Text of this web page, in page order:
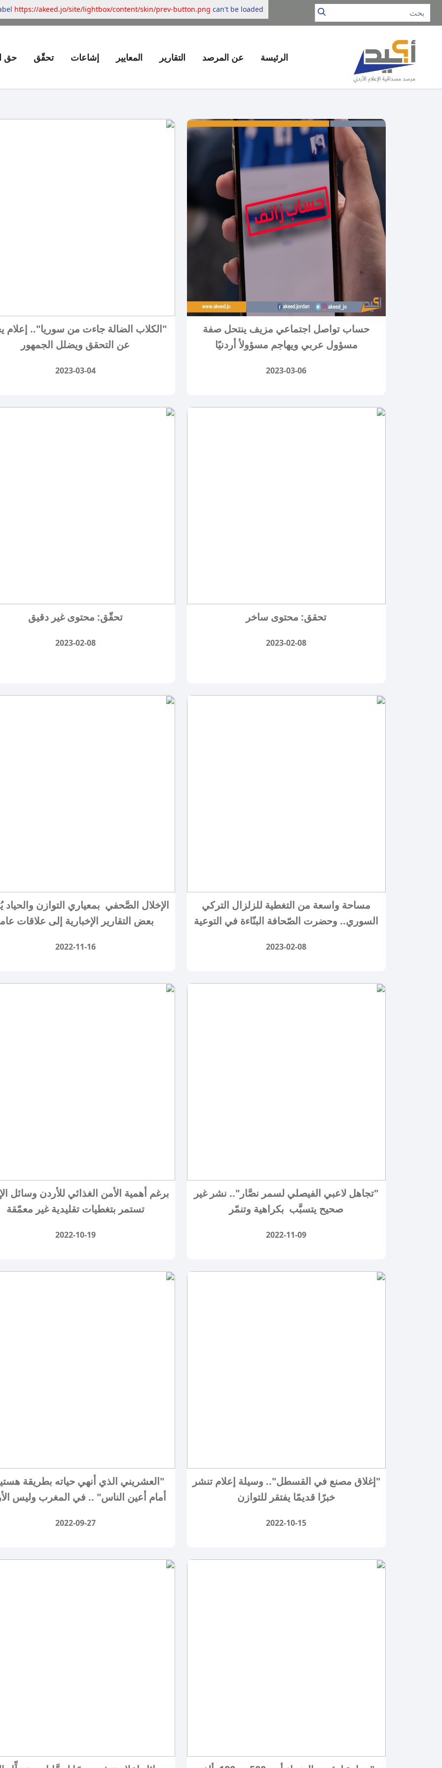
الرئيسة عن المرصد التقارير المعايير إشاعات تحقّق حق
حساب تواصل اجتماعي مزيف ينتحل صفة
مسؤول عربي ويهاجم مسؤولأ أردنيًا
2023-03-06
"الكلاب الضالة جاءت من سوريا".. إعلام
عن التحقق ويضلل الجمهور
2023-03-04
تحقق: محتوى ساخر
2023-02-08
تحقّق: محتوى غير دقيق
2023-02-08
مساحة واسعة من التغطية للزلزال التركي
السوري.. وحضرت الصّحافة البنّاءة في التوعية
2023-02-08
الإخلال الصَّحفي بمعياري التوازن
بعض التقارير الإخبارية إلى علاقات
2022-11-16
"تجاهل لاعبي الفيصلي لسمر نصَّار".. نشر غير
صحيح يتسبَّب بكراهية وتنمّر
2022-11-09
برغم أهمية الأمن الغذائي للأردن وسائل
تستمر بتغطيات تقليدية غير معمّقة
2022-10-19
"إغلاق مصنع في القسطل".. وسيلة إعلام تنشر
خبرًا قديمًا يفتقر للتوازن
2022-10-15
"العشريني الذي أنهي حياته بطريقة
أمام أعين الناس" .. في المغرب وليس
2022-09-27
https://akeed.jo/site/lightbox/content/skin/prev-button.png can't be loaded.